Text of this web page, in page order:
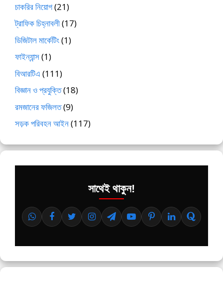
চাকরির নিয়োগ(21)
ট্রাফিক চিহ্নাবলী(17)
ডিজিটাল মার্কেটিং(1)
ফাইন্যান্স(1)
বিআরটিএ (111)
বিজ্ঞান ও প্রযুক্তি(18)
রমজানের ফজিলত(9)
সড়ক পরিবহন আইন(117)
সাথেই থাকুন!